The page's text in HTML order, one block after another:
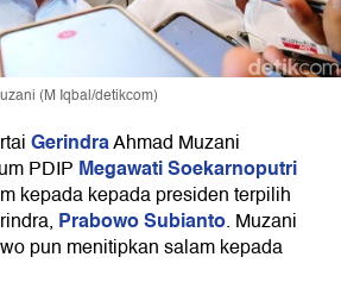
(M Iqbal/detikcom)
GerindraAhmad Muzani
PDIP Megawati Soekarnoputri
kepada kepada presiden terpilih
Prabowo Subianto. Muzani
pun menitipkan salam kepada